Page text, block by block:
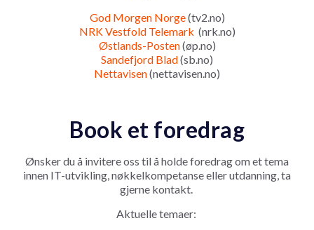
God Morgen Norge(tv2.no)
NRK Vestfold Telemark (nrk.no)
Østlands-Posten(øp.no)
Sandefjord Blad(sb.no)
Nettavisen(nettavisen.no)
Book et foredrag
Ønsker du å invitere oss til å holde foredrag om et tema
innen IT-utvikling, nøkkelkompetanse eller utdanning, ta
gjerne kontakt.
Aktuelle temaer: